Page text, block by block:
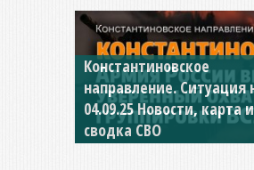
Константиновское
направление. Ситуация
04.09.25 Новости, карта и
сводка СВО
Купянское
происходит на самом
Новости СВО. Карта и
СВО